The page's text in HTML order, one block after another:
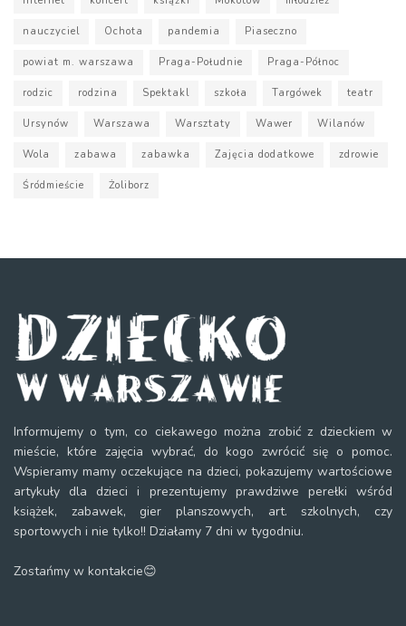
nauczyciel Ochota pandemia Piaseczno
powiat m. warszawa Praga-Południe Praga-Północ
rodzic rodzina Spektakl szkoła Targówek teatr
Ursynów Warszawa Warsztaty Wawer Wilanów
Wola zabawa zabawka Zajęcia dodatkowe zdrowie
Śródmieście Żoliborz
Informujemy o tym, co ciekawego można zrobić z dzieckiem w
mieście, które zajęcia wybrać, do kogo zwrócić się o pomoc.
Wspieramy mamy oczekujące na dzieci, pokazujemy wartościowe
artykuły dla dzieci i prezentujemy prawdziwe perełki wśród
książek, zabawek, gier planszowych, art. szkolnych, czy
sportowych i nie tylko!! Działamy 7 dni w tygodniu.
Zostańmy w kontakcie😊